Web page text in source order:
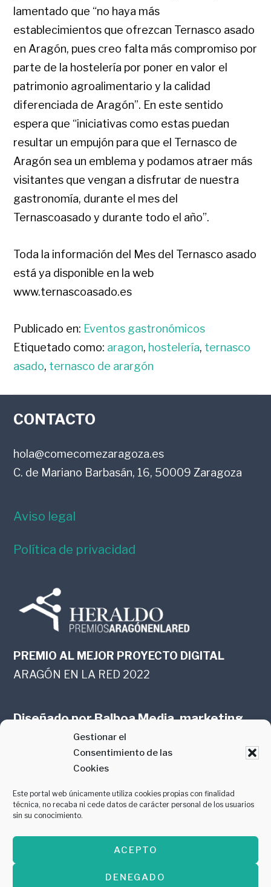
Gestionar el
Consentimiento de las
Cookies
Este portal web únicamente utiliza cookies propias con finalidad
técnica, no recaba ni cede datos de carácter personal de los usuarios
sin su conocimiento.
ACEPTO
DENEGADO
lamentado que “no haya más
establecimientos que ofrezcan Ternasco asado
en Aragón, pues creo falta más compromiso por
parte de la hostelería por poner en valor el
patrimonio agroalimentario y la calidad
diferenciada de Aragón”. En este sentido
espera que “iniciativas como estas puedan
resultar un empujón para que el Ternasco de
Aragón sea un emblema y podamos atraer más
visitantes que vengan a disfrutar de nuestra
gastronomía, durante el mes del
Ternascoasado y durante todo el año”.
Toda la información del Mes del Ternasco asado
está ya disponible en la web
www.ternascoasado.es
Publicado en: Eventos gastronómicos
Etiquetado como: aragon, hostelería, ternasco
asado, ternasco de arargón
FOOTER
CONTACTO
hola@comecomezaragoza.es
C. de Mariano Barbasán, 16, 50009 Zaragoza
Aviso legal
Política de privacidad
PREMIO AL MEJOR PROYECTO DIGITAL
ARAGÓN EN LA RED 2022
Diseñado porBalboa Media, marketing
online en Zaragoza
PREMIO AL MEJOR CONTENIDO
GASTROMANÍA 2018